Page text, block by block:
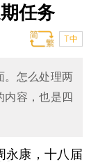
任务
T中
。怎么处理两
内容，也是四
永康，十八届